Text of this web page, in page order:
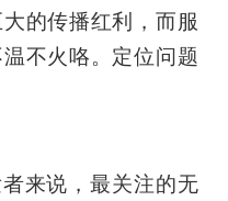
的传播红利，而服
不火咯。定位问题
来说，最关注的无